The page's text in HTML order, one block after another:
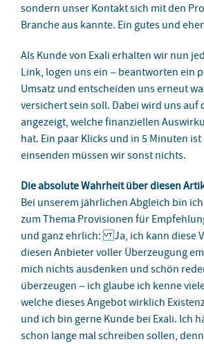
sondern unser Kontakt sich mit den
Branche aus kannte. Ein gutes und
Als Kunde von Exali erhalten wir nun
Link, logen uns ein – beantworten ein
Umsatz und entscheiden uns erneut
versichert sein soll. Dabei wird uns auf
angezeigt, welche finanziellen
hat. Ein paar Klicks und in 5 Minuten
einsenden müssen wir sonst nichts.
Die absolute Wahrheit über diesen
Bei unserem jährlichen Abgleich bin
zum Thema Provisionen für
und ganz ehrlich: Ja, ich kann diese
diesen Anbieter voller Überzeugung
mich nichts ausdenken und schön
überzeugen – ich glaube ich kenne
welche dieses Angebot wirklich
und ich bin gerne Kunde bei Exali. Ich
schon lange mal schreiben sollen,